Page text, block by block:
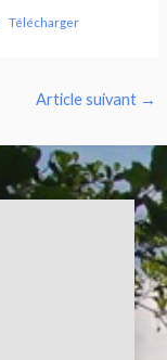
Télécharger
Article suivant →